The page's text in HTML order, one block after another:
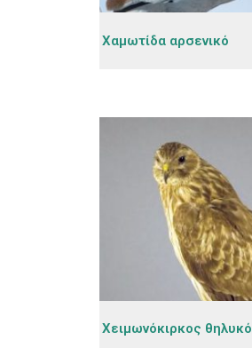
Χαμωτίδα αρσενικό
Χειμωνόκιρκος θηλυκό